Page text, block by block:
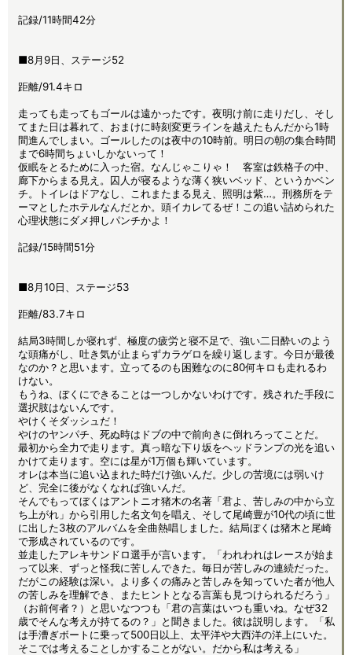
記録/11時間42分
■8月9日、ステージ52
距離/91.4キロ
走っても走ってもゴールは遠かったです。夜明け前に走りだし、そし
てまた日は暮れて、おまけに時刻変更ラインを越えたもんだから1時
間進んでしまい。ゴールしたのは夜中の10時前。明日の朝の集合時間
まで6時間ちょいしかないって！
仮眠をとるために入った宿。なんじゃこりゃ！ 客室は鉄格子の中、
廊下からまる見え。囚人が寝るような薄く狭いベッド、というかベン
チ。トイレはドアなし、これまたまる見え、照明は紫…。刑務所をテ
ーマとしたホテルなんだとか。頭イカレてるぜ！この追い詰められた
心理状態にダメ押しパンチかよ！
記録/15時間51分
■8月10日、ステージ53
距離/83.7キロ
結局3時間しか寝れず、極度の疲労と寝不足で、強い二日酔いのよう
な頭痛がし、吐き気が止まらずカラゲロを繰り返します。今日が最後
なのか？と思います。立ってるのも困難なのに80何キロも走れるわ
けない。
もうね、ぼくにできることは一つしかないわけです。残された手段に
選択肢はないんです。
やけくそダッシュだ！
やけのヤンパチ、死ぬ時はドブの中で前向きに倒れろってことだ。
最初から全力で走ります。真っ暗な下り坂をヘッドランプの光を追い
かけて走ります。空には星が1万個も輝いています。
オレは本当に追い込まれた時だけ強いんだ。少しの苦境には弱いけ
ど、完全に後がなくなれば強いんだ。
そんでもってぼくはアントニオ猪木の名著「君よ、苦しみの中から立
ち上がれ」から引用した名文句を唱え、そして尾崎豊が10代の頃に世
に出した3枚のアルバムを全曲熱唱しました。結局ぼくは猪木と尾崎
で形成されているのです。
並走したアレキサンドロ選手が言います。「われわれはレースが始ま
って以来、ずっと怪我に苦しんできた。毎日が苦しみの連続だった。
だがこの経験は深い。より多くの痛みと苦しみを知っていた者が他人
の苦しみを理解でき、またヒントとなる言葉も見つけられるだろう」
（お前何者？）と思いなつつも「君の言葉はいつも重いね。なぜ32
歳でそんな考えが持てるの？」と聞きました。彼は説明します。「私
は手漕ぎボートに乗って500日以上、太平洋や大西洋の洋上にいた。
そこでは考えることしかすることがない。だから私は考える」